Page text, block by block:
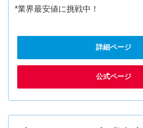
*業界最安値に挑戦中！
詳細ページ
公式ページ